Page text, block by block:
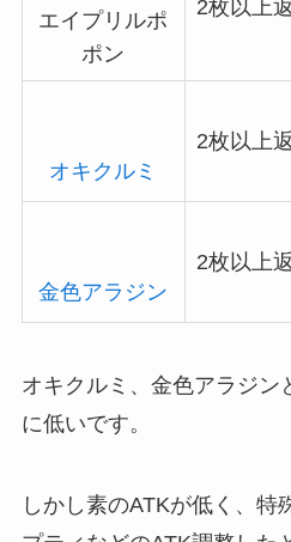
エイプリルポ
ポン
2枚以上
オキクルミ
2枚以上
金色アラジン
2枚以上
オキクルミ、金色アラジン
に低いです。
しかし素のATKが低く、特